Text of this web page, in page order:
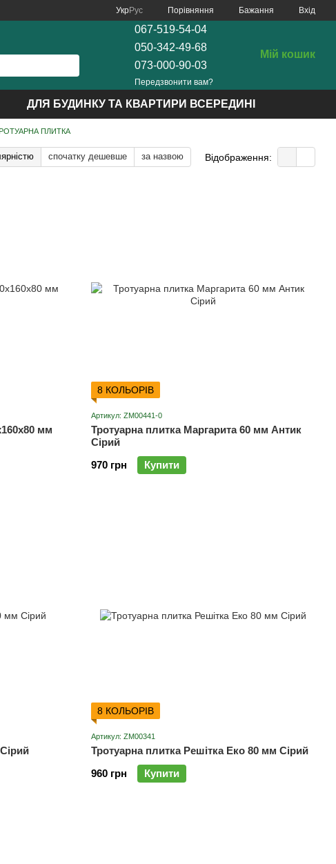
УкрРус Порівняння Бажання Вхід
067-519-54-04
050-342-49-68
073-000-90-03
Передзвонити вам?
Мій кошик
ДЛЯ БУДИНКУ ТА КВАРТИРИ ВСЕРЕДИНІ
ПЛИТКА
спочатку дешевше за назвою Відображення:
мм
8 КОЛЬОРІВ
Артикул: ZM00441-0
Тротуарна плитка Маргарита 60 мм Антик
Сірий
970 грн
Купити
8 КОЛЬОРІВ
Артикул: ZM00341
Тротуарна плитка Решітка Еко 80 мм Сірий
960 грн
Купити